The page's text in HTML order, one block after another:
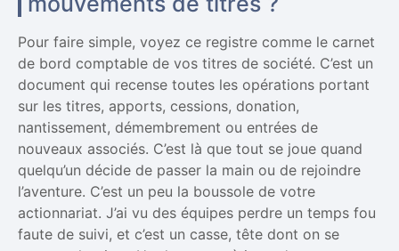
Pour faire simple, voyez ce registre comme le carnet
de bord comptable de vos titres de société. C’est un
document qui recense toutes les opérations portant
sur les titres, apports, cessions, donation,
nantissement, démembrement ou entrées de
nouveaux associés. C’est là que tout se joue quand
quelqu’un décide de passer la main ou de rejoindre
l’aventure. C’est un peu la boussole de votre
actionnariat. J’ai vu des équipes perdre un temps fou
faute de suivi, et c’est un casse, tête dont on se